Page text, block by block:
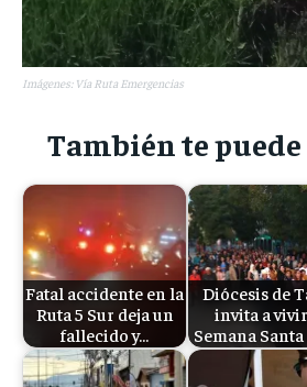
Imágenes: Vía Ruta Emergencias
También te
Fatal accidente en la
Ruta 5 Sur deja un
fallecido y…
Diócesis de
invita a
Semana